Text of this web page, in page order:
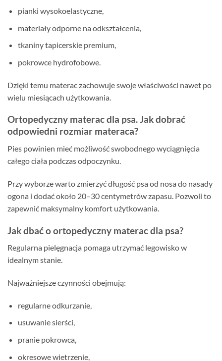
pianki wysokoelastyczne,
materiały odporne na odkształcenia,
tkaniny tapicerskie premium,
pokrowce hydrofobowe.
Dzięki temu materac zachowuje swoje właściwości nawet po
wielu miesiącach użytkowania.
Ortopedyczny materac dla psa. Jak dobrać
odpowiedni rozmiar materaca?
Pies powinien mieć możliwość swobodnego wyciągnięcia
całego ciała podczas odpoczynku.
Przy wyborze warto zmierzyć długość psa od nosa do nasady
ogona i dodać około 20–30 centymetrów zapasu. Pozwoli to
zapewnić maksymalny komfort użytkowania.
Jak dbać o ortopedyczny materac dla psa?
Regularna pielęgnacja pomaga utrzymać legowisko w
idealnym stanie.
Najważniejsze czynności obejmują:
regularne odkurzanie,
usuwanie sierści,
pranie pokrowca,
okresowe wietrzenie,